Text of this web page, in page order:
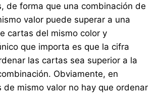
de forma que una combinación de
valor puede superar a una
cartas del mismo color y
que importa es que la cifra
las cartas sea superior a la
Obviamente, en
de mismo valor no hay que ordenar